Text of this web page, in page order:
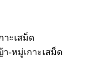
าะเสม็ด
-หมู่เกาะเสม็ด